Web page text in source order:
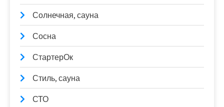
Солнечная, сауна
Сосна
СтартерОк
Стиль, сауна
СТО